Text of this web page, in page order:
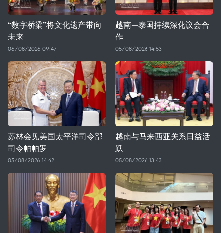
“数字桥梁”将文化遗产带向
未来
06/08/2026 09:47
越南—泰国持续深化议会合
作
05/08/2026 14:53
苏林会见美国太平洋司令部
司令帕帕罗
05/08/2026 14:42
越南与马来西亚关系日益活
跃
05/08/2026 13:43